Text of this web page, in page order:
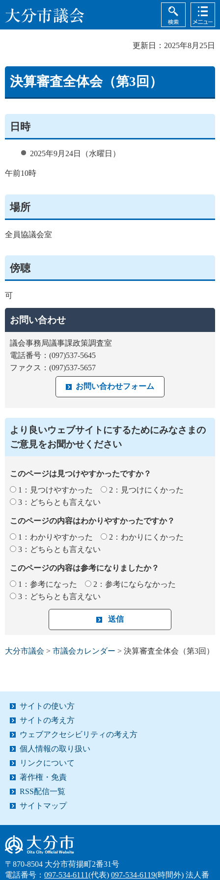
大分市議会
検索
メニュ
ー
更新日：2025年8月25日
決算審査全体会（第3回）
日時
2025年9月24日（水曜日）
午前10時
場所
全員協議会室
傍聴
可
お問い合わせ
議会事務局議事課政策調査室
電話番号：(097)537-5645
ファクス：(097)537-5657
より良いウェブサイトにするためにみなさまの
ご意見をお聞かせください
このページは見つけやすかったですか？
1：見つけやすかった
2：見つけにくかった
3：どちらとも言えない
このページの内容はわかりやすかったですか？
1：わかりやすかった
2：わかりにくかった
3：どちらとも言えない
このページの内容は参考になりましたか？
1：参考になった
2：参考にならなかった
3：どちらとも言えない
大分市議会 > 市議会カレンダー > 決算審査全体会（第3回）
サイトの使い方
サイトの考え方
ウェブアクセシビリティの考え方
個人情報の取り扱い
リンクについて
著作権・免責
RSS配信一覧
サイトマップ
大分市
〒870-8504 大分市荷揚町2番31号
電話番号： 097-534-6111(代表) 097-534-6119(時間外) 法人番